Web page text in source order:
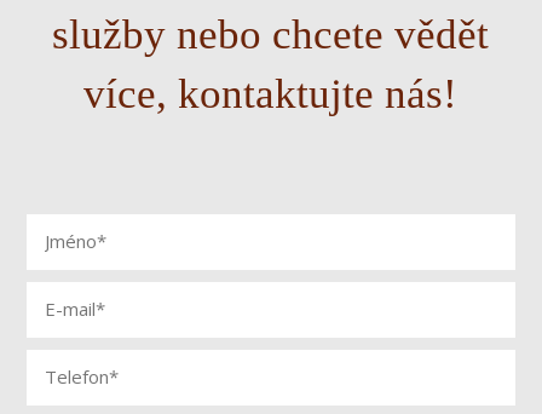
služby nebo chcete vědět
více, kontaktujte nás!